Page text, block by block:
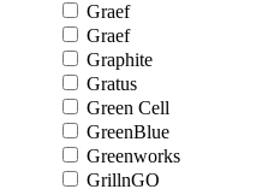
Graef
Graef
Graphite
Gratus
Green Cell
GreenBlue
Greenworks
GrillnGO